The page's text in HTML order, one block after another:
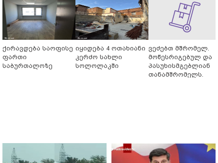
ქირავდება საოფისე
ფართი
საბურთალოზე
იყიდება 4 ოთახიანი
კერძო სახლი
სოლოლაკში
ვეძებთ მშრომელ.
მოწესრიგებულ და
პასუხისმგებლიან
თანამშრომელს.